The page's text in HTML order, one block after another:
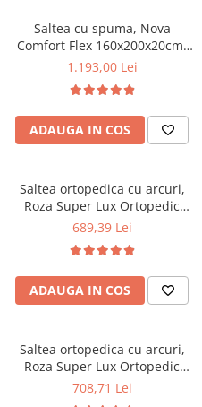
Saltea cu spuma, Nova
Comfort Flex 160x200x20cm,
fermitate tare,
detasabila, Saltsib
1.193,00 Lei
ADAUGA IN COS
Saltea ortopedica cu arcuri,
Roza Super Lux Ortopedic
120x190x25cm, fermitate
arcuri Bonell,reversibila,
banda de aerisire spaceair,
greutate maxima sustinuta
100 kg/utilizator, Salt Confort
689,39 Lei
ADAUGA IN COS
Saltea ortopedica cu arcuri,
Roza Super Lux Ortopedic
125x190x25cm, fermitate
708,71 Lei